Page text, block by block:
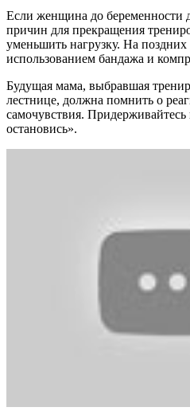
Если женщина до беременности
причин для прекращения
уменьшить нагрузку. На поздних
использованием бандажа и
Будущая мама, выбравшая
лестнице, должна помнить о
самочувствия.
остановись».